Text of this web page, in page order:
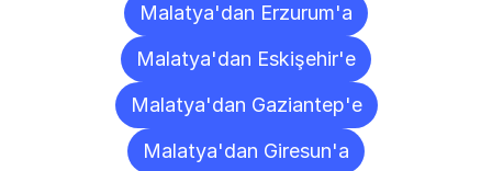
Malatya'dan Erzurum'a
Malatya'dan Eskişehir'e
Malatya'dan Gaziantep'e
Malatya'dan Giresun'a